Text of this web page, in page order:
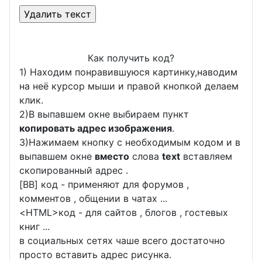
Как получить код?
1) Находим понравившуюся картинку,наводим
на неё курсор мыши и правой кнопкой делаем
клик.
2)В выпавшем окне выбираем пункт
копировать адрес изображения.
3)Нажимаем кнопку с необходимым кодом и в
выпавшем окне вместо слова text вставляем
скопированный адрес .
[BB] код - применяют для форумов ,
комментов , общении в чатах ...
<HTML>код - для сайтов , блогов , гостевых
книг ...
в социальных сетях чаше всего достаточно
просто вставить адрес рисунка.